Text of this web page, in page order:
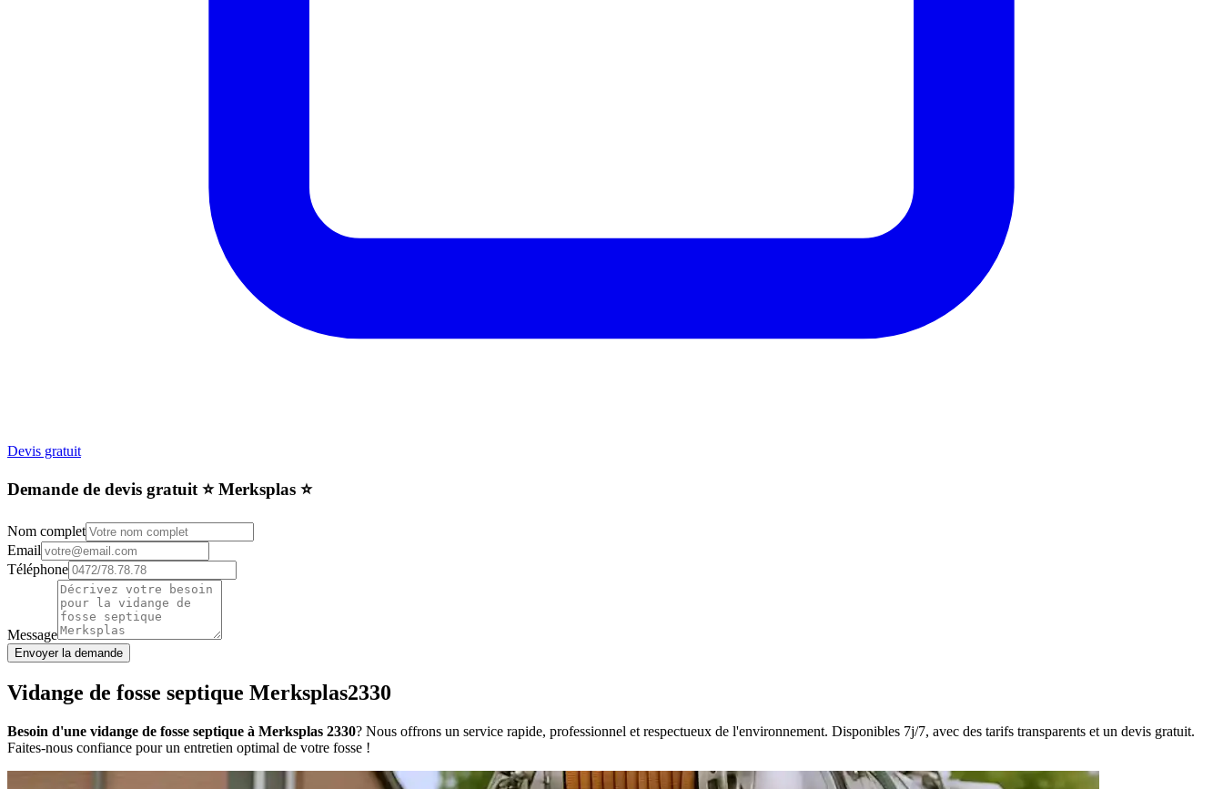
Devis gratuit
Demande de devis gratuit ⭐️ Merksplas ⭐️
Nom complet
Email
Téléphone
Message
Envoyer la demande
Vidange de fosse septique Merksplas2330
Besoin d'une vidange de fosse septique à Merksplas 2330? Nous offrons un service rapide, professionnel et respectueux de l'environnement. Disponibles 7j/7, avec des tarifs transparents et un devis gratuit.
Faites-nous confiance pour un entretien optimal de votre fosse !